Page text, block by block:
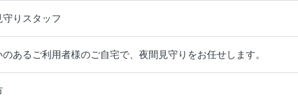
守りスタッフ
のあるご利用者様のご自宅で、夜間見守りをお任せします。